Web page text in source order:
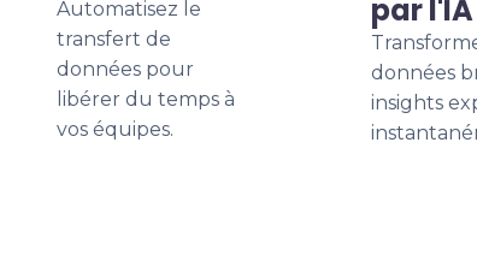
Automatisez le
transfert de
données pour
libérer du temps à
vos équipes.
par l'IA
données
insights